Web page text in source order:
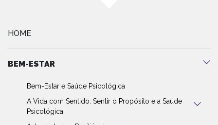
HOME
BEM-ESTAR
Bem-Estar e Saúde Psicológica
A Vida com Sentido: Sentir o Propósito e a Saúde
Psicológica